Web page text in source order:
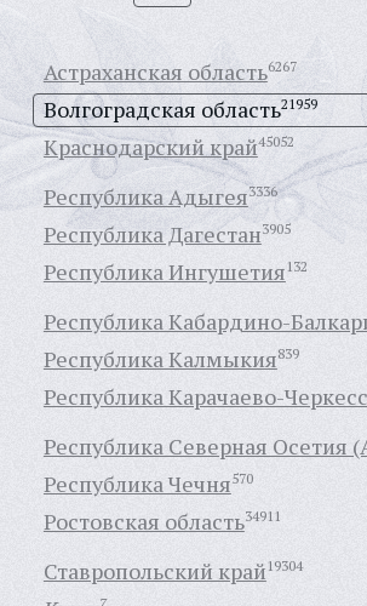
Астраханская область6267
Волгоградская область21959
Краснодарский край45052
Республика Адыгея3336
Республика Дагестан3905
Республика Ингушетия132
Республика Кабардино-
Республика Калмыкия839
Республика Карачаево-
Республика Северная Осетия
Республика Чечня570
Ростовская область34911
Ставропольский край19304